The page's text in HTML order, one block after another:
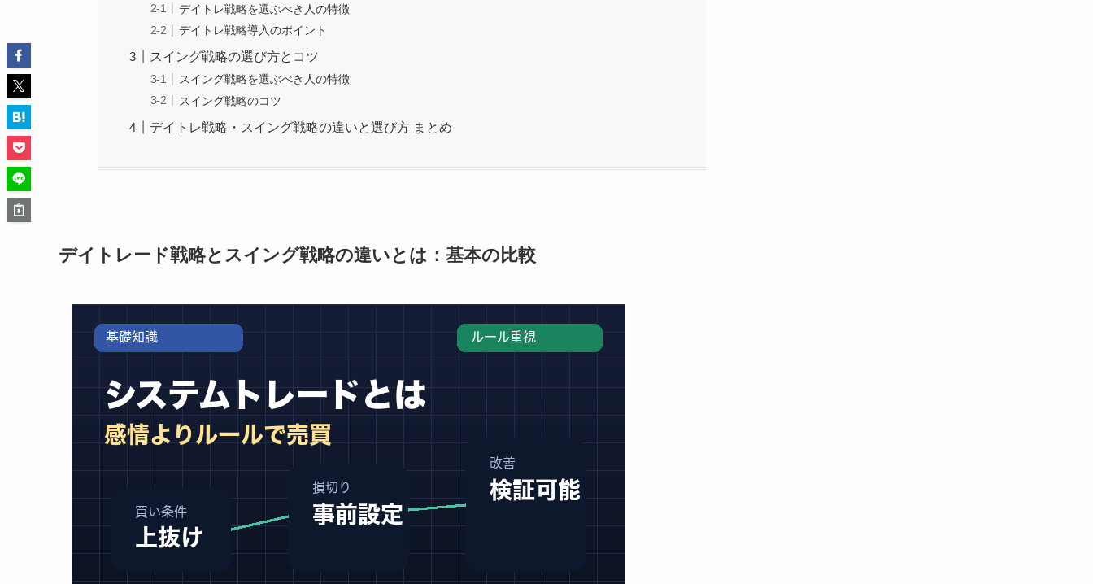
デイトレ戦略を選ぶべき人の特徴
デイトレ戦略導入のポイント
スイング戦略の選び方とコツ
スイング戦略を選ぶべき人の特徴
スイング戦略のコツ
デイトレ戦略・スイング戦略の違いと選び方 まとめ
デイトレード戦略とスイング戦略の違いとは：基本の比較